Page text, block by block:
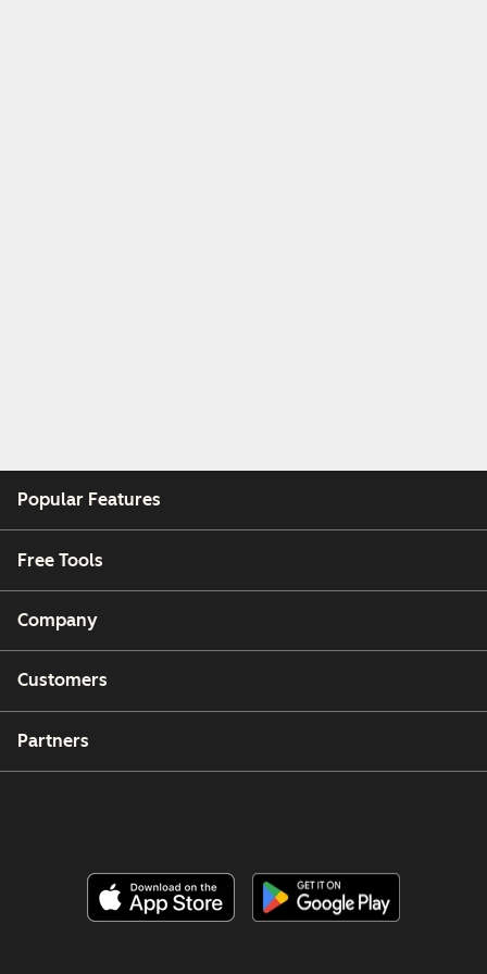
Popular Features
Free Tools
Company
Customers
Partners